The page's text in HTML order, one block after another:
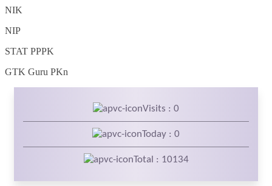
NIK
NIP
STAT PPPK
GTK Guru PKn
Visits : 0
Today : 0
Total : 10134